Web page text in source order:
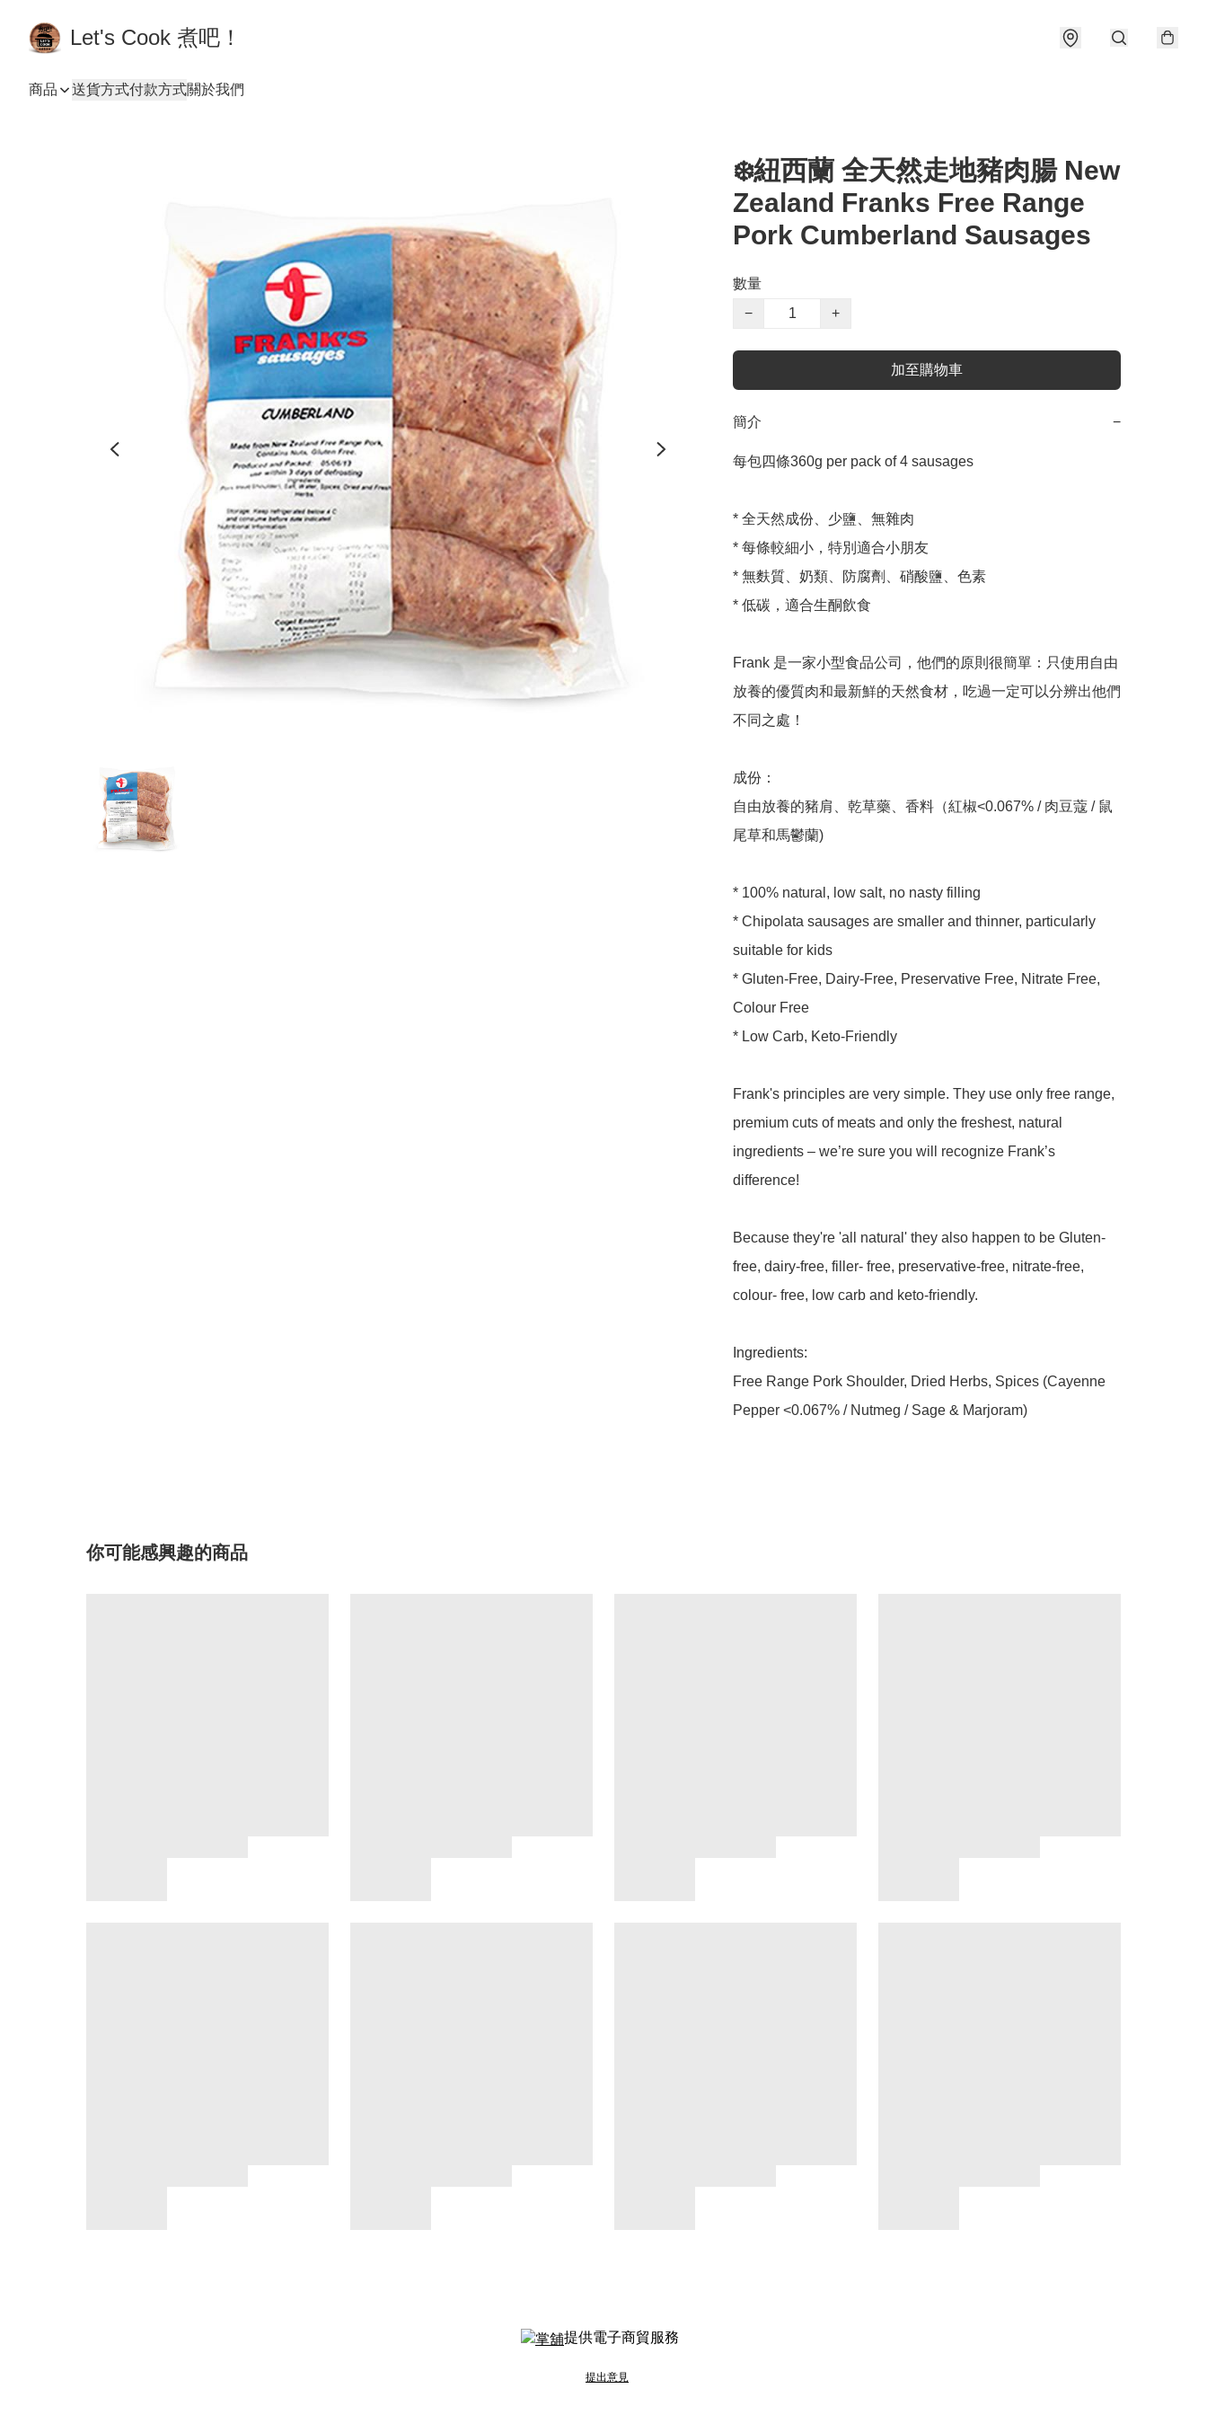
Let's Cook 煮吧！
商品 送貨方式付款方式關於我們
❄️紐西蘭 全天然走地豬肉腸 New
Zealand Franks Free Range
Pork Cumberland Sausages
數量
−
+
加至購物車
簡介 −
每包四條360g per pack of 4 sausages
* 全天然成份、少鹽、無雜肉
* 每條較細小，特別適合小朋友
* 無麩質、奶類、防腐劑、硝酸鹽、色素
* 低碳，適合生酮飲食
Frank 是一家小型食品公司，他們的原則很簡單：只使用自由
放養的優質肉和最新鮮的天然食材，吃過一定可以分辨出他們
不同之處！
成份：
自由放養的豬肩、乾草藥、香料（紅椒<0.067% / 肉豆蔻 / 鼠
尾草和馬鬱蘭)
* 100% natural, low salt, no nasty filling
* Chipolata sausages are smaller and thinner, particularly
suitable for kids
* Gluten-Free, Dairy-Free, Preservative Free, Nitrate Free,
Colour Free
* Low Carb, Keto-Friendly
Frank's principles are very simple. They use only free range,
premium cuts of meats and only the freshest, natural
ingredients – we’re sure you will recognize Frank’s
difference!
Because they're 'all natural' they also happen to be Gluten-
free, dairy-free, filler- free, preservative-free, nitrate-free,
colour- free, low carb and keto-friendly.
Ingredients:
Free Range Pork Shoulder, Dried Herbs, Spices (Cayenne
Pepper <0.067% / Nutmeg / Sage & Marjoram)
你可能感興趣的商品
提供電子商貿服務
提出意見